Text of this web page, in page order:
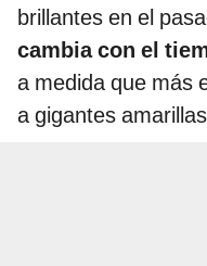
brillantes en el
cambia con el
a medida que más
a gigantes